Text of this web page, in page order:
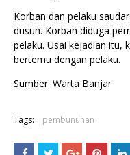
Korban dan pelaku
dusun. Korban diduga
pelaku. Usai kejadian itu,
bertemu dengan pelaku.
Sumber: Warta Banjar
Tags: pembunuhan